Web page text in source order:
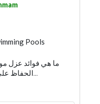
Pools
الحفاظ على برودة الماء: يمنع العزل تسرب...